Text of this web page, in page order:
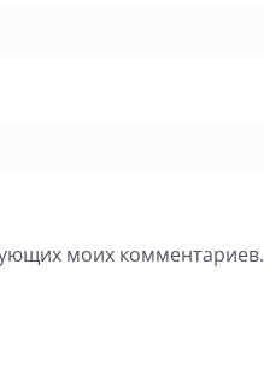
моих комментариев.